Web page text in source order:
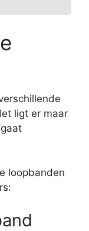
ligt er maar
loopbanden